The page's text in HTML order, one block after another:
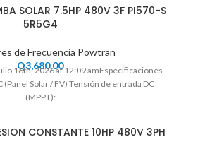
SOLAR 7.5HP 480V 3F PI570-S
5R5G4
de Frecuencia Powtran
Q3,680.00
16th, 2026 at 12:09 amEspecificaciones
(Panel Solar / FV) Tensión de entrada DC
(MPPT):
CONSTANTE 10HP 480V 3PH